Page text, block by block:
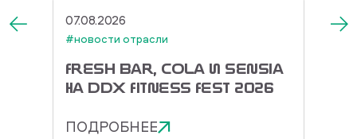
07.08.2026
#новости отрасли
FRESH BAR, COLA И SENSIA
НА DDX FITNESS FEST 2026
ПОДРОБНЕЕ